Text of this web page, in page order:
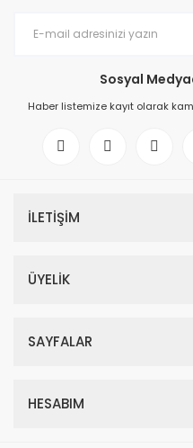
Sosyal
Haber listemize kayıt olarak
İLETİŞİM
ÜYELİK
SAYFALAR
HESABIM